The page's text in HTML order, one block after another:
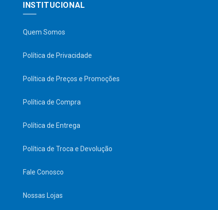
INSTITUCIONAL
Quem Somos
Política de Privacidade
Política de Preços e Promoções
Política de Compra
Política de Entrega
Política de Troca e Devolução
Fale Conosco
Nossas Lojas